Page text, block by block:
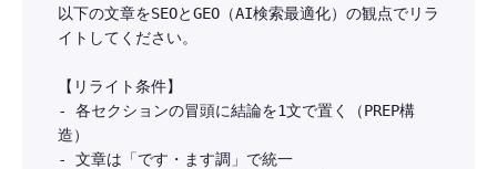
以下の文章をSEOとGEO（AI検索最適化）の観点でリラ
イトしてください。
【リライト条件】
- 各セクションの冒頭に結論を1文で置く（PREP構
造）
- 文章は「です・ます調」で統一